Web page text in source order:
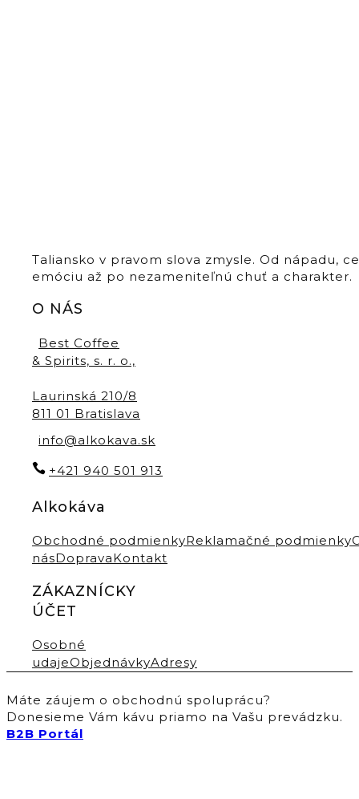
Taliansko v pravom slova zmysle. Od nápadu,
emóciu až po nezameniteľnú chuť a charakter.
O NÁS
Best Coffee
& Spirits, s. r. o.,
Laurinská 210/8
811 01 Bratislava
info@alkokava.sk
+421 940 501 913
Alkokáva
Obchodné podmienkyReklamačné podmienky
násDopravaKontakt
ZÁKAZNÍCKY
ÚČET
Osobné
udajeObjednávkyAdresy
Máte záujem o obchodnú spoluprácu?
Donesieme Vám kávu priamo na Vašu prevádzku.
B2B Portál